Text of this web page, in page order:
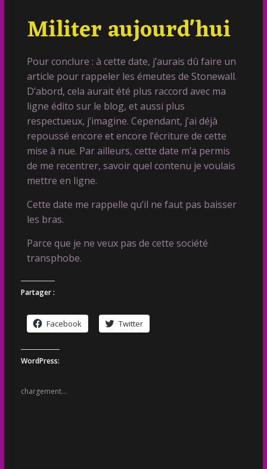
Militer aujourd'hui
Pour conclure : à cette date, j’aurais dû faire un
article pour rappeler les émeutes de Stonewall.
D’abord, cela aurait été plus raccord avec ma
ligne édito sur le blog, et aussi plus
respectueux, j’imagine. Cependant, j’ai déjà
repoussé encore et encore l’écriture de cette
mise à nue. Par ailleurs, cette date m’a permis
de me recentrer, savoir quel contenu je voulais
mettre en ligne.
Cette date me rappelle qu’il ne faut pas baisser
les bras.
Parce que je ne veux pas de cette société
transphobe.
Partager :
Facebook Twitter
WordPress:
chargement…